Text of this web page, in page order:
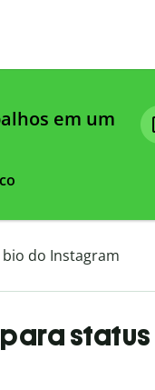
em um
do Instagram